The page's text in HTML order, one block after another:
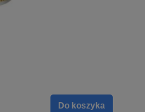
Do koszyka